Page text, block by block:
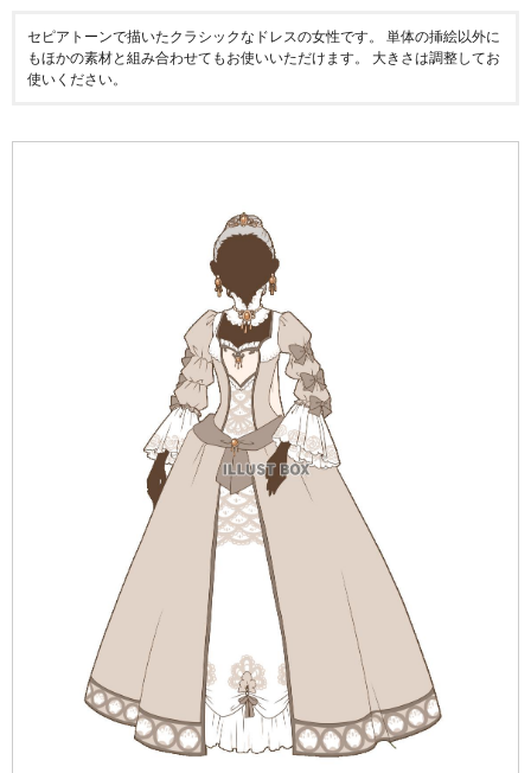
セピアトーンで描いたクラシックなドレスの女性です。 単体の挿絵以外に
もほかの素材と組み合わせてもお使いいただけます。 大きさは調整してお
使いください。